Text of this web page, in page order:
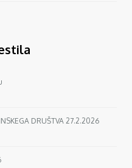
DRUŠTVA 27.2.2026